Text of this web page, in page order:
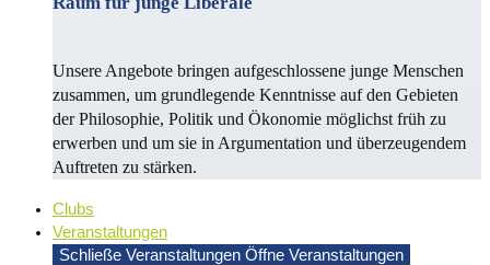
Unsere Angebote bringen aufgeschlossene junge Menschen
zusammen, um grundlegende Kenntnisse auf den Gebieten
der Philosophie, Politik und Öko­no­mie möglichst früh zu
erwerben und um sie in Argu­men­ta­tion und überzeugendem
Auf­treten zu stärken.
Clubs
Veranstaltungen
Schließe Veranstaltungen Öffne Veranstaltungen